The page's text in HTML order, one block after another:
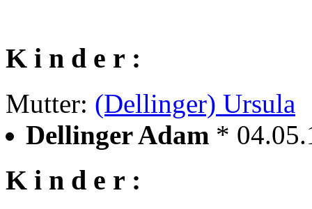
K i n d e r :
Mutter: (Dellinger) Ursula
Dellinger Adam *
K i n d e r :